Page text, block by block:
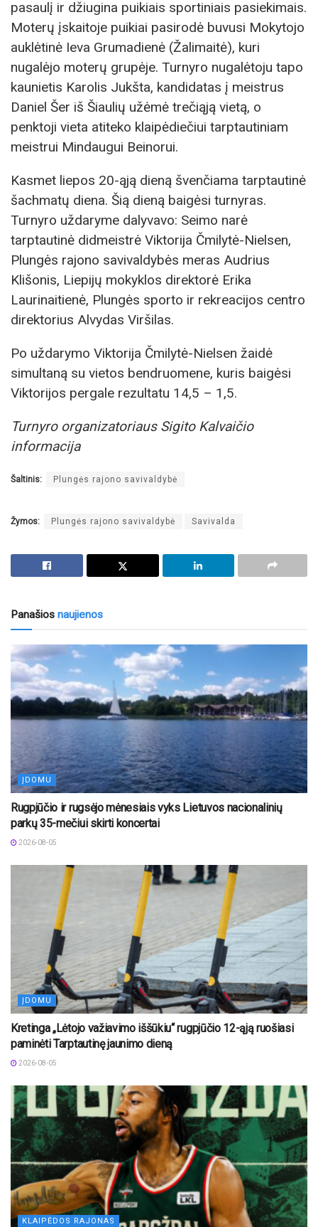
pasaulį ir džiugina puikiais sportiniais pasiekimais.
Moterų įskaitoje puikiai pasirodė buvusi Mokytojo
auklėtinė Ieva Grumadienė (Žalimaitė), kuri
nugalėjo moterų grupėje. Turnyro nugalėtoju tapo
kaunietis Karolis Jukšta, kandidatas į meistrus
Daniel Šer iš Šiaulių užėmė trečiąją vietą, o
penktoji vieta atiteko klaipėdiečiui tarptautiniam
meistrui Mindaugui Beinorui.
Kasmet liepos 20-ąją dieną švenčiama tarptautinė
šachmatų diena. Šią dieną baigėsi turnyras.
Turnyro uždaryme dalyvavo: Seimo narė
tarptautinė didmeistrė Viktorija Čmilytė-Nielsen,
Plungės rajono savivaldybės meras Audrius
Klišonis, Liepijų mokyklos direktorė Erika
Laurinaitienė, Plungės sporto ir rekreacijos centro
direktorius Alvydas Viršilas.
Po uždarymo Viktorija Čmilytė-Nielsen žaidė
simultaną su vietos bendruomene, kuris baigėsi
Viktorijos pergale rezultatu 14,5 – 1,5.
Turnyro organizatoriaus Sigito Kalvaičio
informacija
Šaltinis: Plungės rajono savivaldybė
Žymos: Plungės rajono savivaldybė Savivalda
Panašios naujienos
ĮDOMU
Rugpjūčio ir rugsėjo mėnesiais vyks Lietuvos nacionalinių
parkų 35-mečiui skirti koncertai
2026-08-05
ĮDOMU
Kretinga „Lėtojo važiavimo iššūkiu“ rugpjūčio 12-ąją ruošiasi
paminėti Tarptautinę jaunimo dieną
2026-08-05
KLAIPĖDOS RAJONAS